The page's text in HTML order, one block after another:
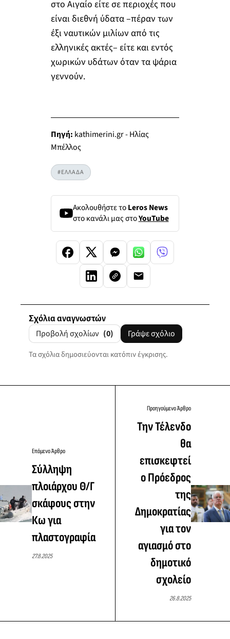
στο Αιγαίο είτε σε περιοχές που
είναι διεθνή ύδατα –πέραν των
έξι ναυτικών μιλίων από τις
ελληνικές ακτές– είτε και εντός
χωρικών υδάτων όταν τα ψάρια
γεννούν.
Πηγή: kathimerini.gr - Ηλίας
Μπέλλος
#ΕΛΛΑΔΑ
Ακολουθήστε τοLeros News
στο κανάλι μας στοYouTube
Σχόλια αναγνωστών
Προβολή σχολίων (0) Γράψε σχόλιο
Τα σχόλια δημοσιεύονται κατόπιν έγκρισης.
Επόμενο Άρθρο
Σύλληψη
πλοιάρχου Θ/Γ
σκάφους στην
Κω για
πλαστογραφία
27.8.2025
Προηγούμενο Άρθρο
Την Τέλενδο
θα
επισκεφτεί
ο Πρόεδρος
της
Δημοκρατίας
για τον
αγιασμό στο
δημοτικό
σχολείο
26.8.2025